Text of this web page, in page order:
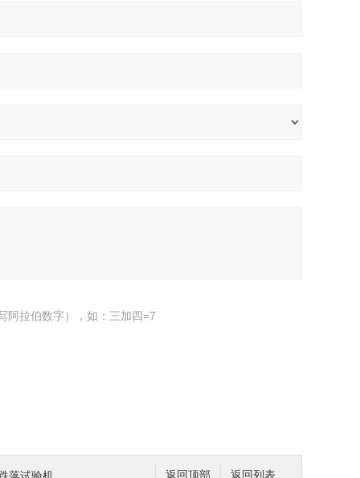
阿拉伯数字），如：三加四=7
返回列表
返回顶部